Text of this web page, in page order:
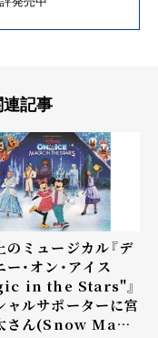
記事
のミュージカル『デ
ー・オン・アイス
in the Stars"』
ャルサポーターに宮
さん(Snow Man)